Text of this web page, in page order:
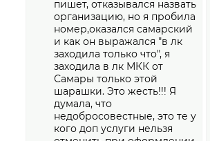
пишет, отказывался назвать
организацию, но я пробила
номер,оказался самарский
и как он выражался "в лк
заходила только что", я
заходила в лк МКК от
Самары только этой
шарашки. Это жесть!!! Я
думала, что
недобросовестные, это те у
кого доп услуги нельзя